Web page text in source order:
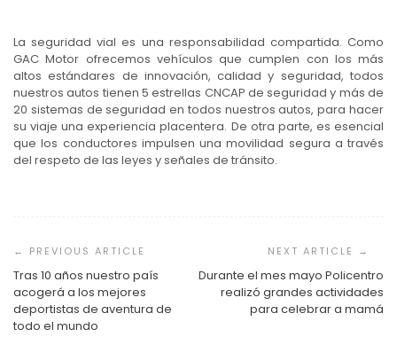
La seguridad vial es una responsabilidad compartida. Como
GAC Motor ofrecemos vehículos que cumplen con los más
altos estándares de innovación, calidad y seguridad, todos
nuestros autos tienen 5 estrellas CNCAP de seguridad y más de
20 sistemas de seguridad en todos nuestros autos, para hacer
su viaje una experiencia placentera. De otra parte, es esencial
que los conductores impulsen una movilidad segura a través
del respeto de las leyes y señales de tránsito.
de
entradas
Tras 10 años nuestro país
acogerá a los mejores
deportistas de aventura de
todo el mundo
Durante el mes mayo Policentro
realizó grandes actividades
para celebrar a mamá